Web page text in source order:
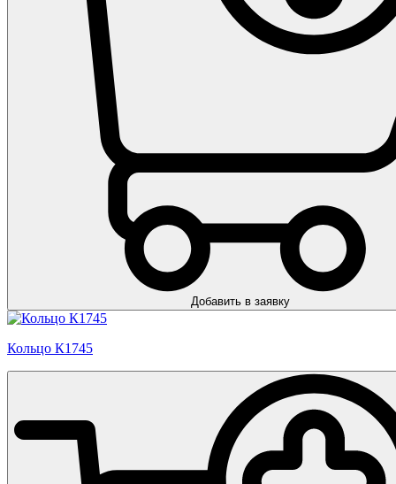
Добавить в заявку
Кольцо К1745